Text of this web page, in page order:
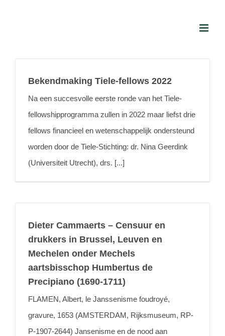
Bekendmaking Tiele-fellows 2022
Na een succesvolle eerste ronde van het Tiele-
fellowshipprogramma zullen in 2022 maar liefst drie
fellows financieel en wetenschappelijk ondersteund
worden door de Tiele-Stichting: dr. Nina Geerdink
(Universiteit Utrecht), drs. [...]
Dieter Cammaerts – Censuur en
drukkers in Brussel, Leuven en
Mechelen onder Mechels
aartsbisschop Humbertus de
Precipiano (1690-1711)
FLAMEN, Albert, le Janssenisme foudroyé,
gravure, 1653 (AMSTERDAM, Rijksmuseum, RP-
P-1907-2644) Jansenisme en de nood aan